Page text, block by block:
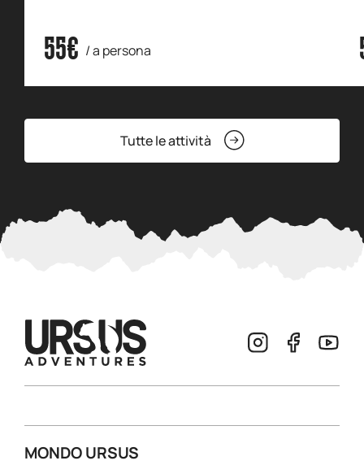
55€ / a persona
Tutte le attività
MONDO URSUS